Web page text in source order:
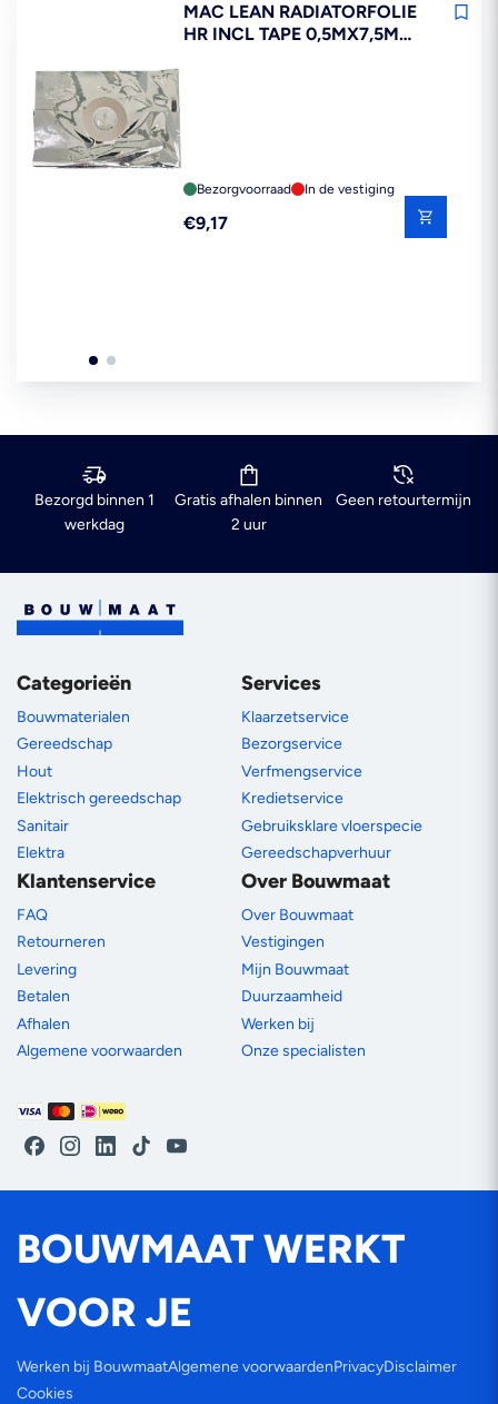
MAC LEAN RADIATORFOLIE
HR INCL TAPE 0,5MX7,5M
Bezorgvoorraad In de vestiging
Reguliere
€9,17
Bezorgd binnen 1
werkdag
Gratis afhalen binnen
2 uur
Geen retourtermijn
Categorieën
Bouwmaterialen
Gereedschap
Hout
Elektrisch gereedschap
Sanitair
Elektra
Services
Klaarzetservice
Bezorgservice
Verfmengservice
Kredietservice
Gebruiksklare vloerspecie
Gereedschapverhuur
Klantenservice
FAQ
Retourneren
Levering
Betalen
Afhalen
Algemene voorwaarden
Over Bouwmaat
Over Bouwmaat
Vestigingen
Mijn Bouwmaat
Duurzaamheid
Werken bij
Onze specialisten
Betaalmethoden
FacebookInstagram
LinkedInTikTokYouTube
BOUWMAAT WERKT
VOOR JE
Werken bij BouwmaatAlgemene voorwaardenPrivacyDisclaimer
Cookies